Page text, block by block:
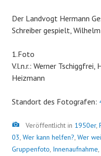
Der Landvogt Hermann
Schreiber gespielt,
1.Foto
V.l.n.r.: Werner
Heizmann
Standort des Fotografen:
Bild
Veröffentlicht in 1950er,
03, Wer kann helfen?, Wer
Gruppenfoto, Innenaufnahme,